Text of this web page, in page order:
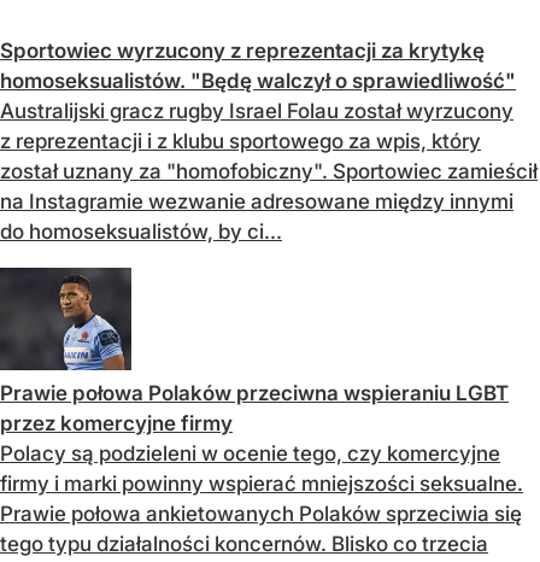
Sportowiec wyrzucony z reprezentacji za krytykę
homoseksualistów. "Będę walczył o sprawiedliwość"
Australijski gracz rugby Israel Folau został wyrzucony
z reprezentacji i z klubu sportowego za wpis, który
został uznany za "homofobiczny". Sportowiec zamieścił
na Instagramie wezwanie adresowane między innymi
do homoseksualistów, by ci...
Prawie połowa Polaków przeciwna wspieraniu LGBT
przez komercyjne firmy
Polacy są podzieleni w ocenie tego, czy komercyjne
firmy i marki powinny wspierać mniejszości seksualne.
Prawie połowa ankietowanych Polaków sprzeciwia się
tego typu działalności koncernów. Blisko co trzecia